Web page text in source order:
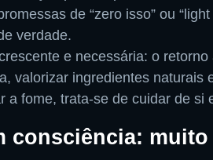
aqui a sua rádio favorita:
de “zero isso” ou
verdade.
e necessária: o
valorizar ingredientes naturais
a fome, trata-se de cuidar de si
consciência: